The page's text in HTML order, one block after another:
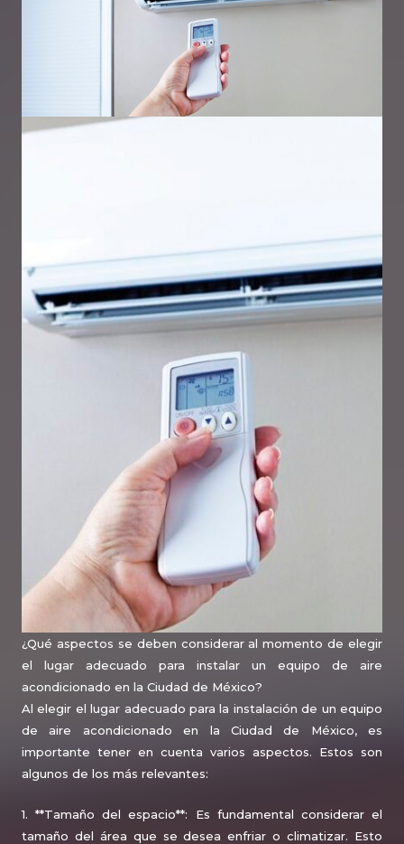
¿Qué aspectos se deben considerar al momento de elegir
el lugar adecuado para instalar un equipo de aire
acondicionado en la Ciudad de México?
Al elegir el lugar adecuado para la instalación de un equipo
de aire acondicionado en la Ciudad de México, es
importante tener en cuenta varios aspectos. Estos son
algunos de los más relevantes:
1. **Tamaño del espacio**: Es fundamental considerar el
tamaño del área que se desea enfriar o climatizar. Esto